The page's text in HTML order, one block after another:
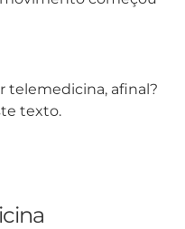
telemedicina, afinal?
texto.